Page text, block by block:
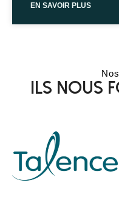
EN SAVOIR PLUS
Ils nous